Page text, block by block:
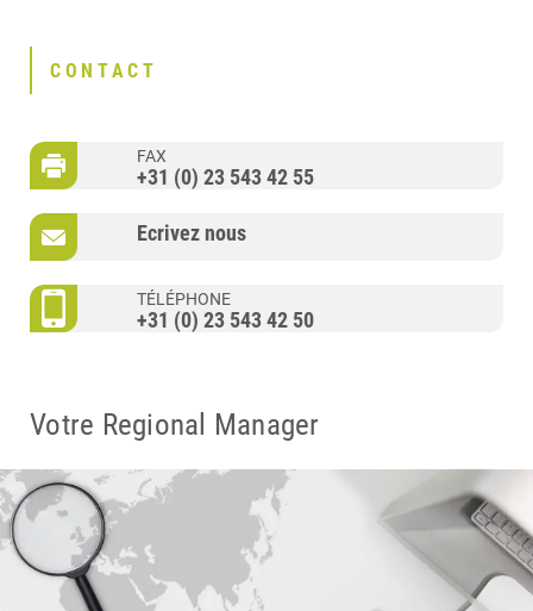
CONTACT
FAX
+31 (0) 23 543 42 55
Ecrivez nous
TÉLÉPHONE
+31 (0) 23 543 42 50
Votre Regional Manager